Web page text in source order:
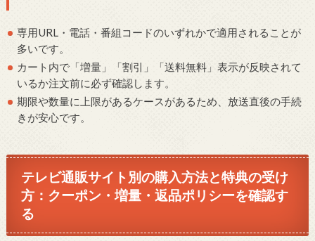
専用URL・電話・番組コードのいずれかで適用されることが
多いです。
カート内で「増量」「割引」「送料無料」表示が反映されて
いるか注文前に必ず確認します。
期限や数量に上限があるケースがあるため、放送直後の手続
きが安心です。
テレビ通販サイト別の購入方法と特典の受け
方：クーポン・増量・返品ポリシーを確認す
る